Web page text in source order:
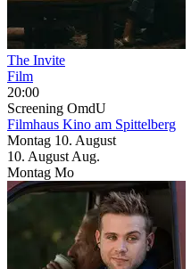
The Invite
Film
20:00
Screening OmdU
Filmhaus Kino am Spittelberg
Montag 10. August
10. August Aug.
Montag Mo